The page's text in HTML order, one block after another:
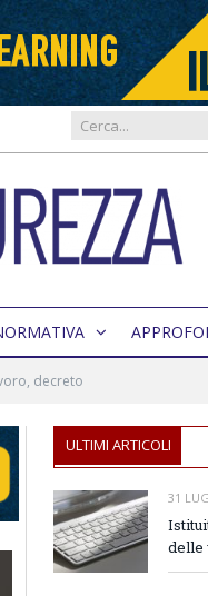
decreto
ULTIMI ARTICOLI
31
delle